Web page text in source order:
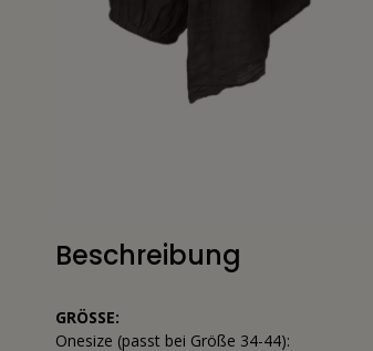
Beschreibung
GRÖSSE:
Onesize (passt bei Größe 34-44):